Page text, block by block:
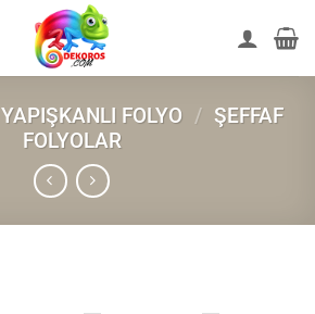
YAPIŞKANLI FOLYO / ŞEFFAF
FOLYOLAR